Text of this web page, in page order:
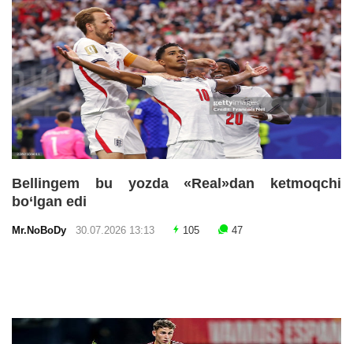
Bellingem bu yozda «Real»dan ketmoqchi
bo‘lgan edi
Mr.NoBoDy 30.07.2026 13:13 105 47